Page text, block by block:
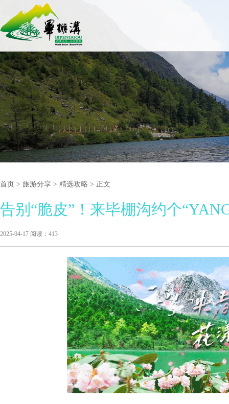
首页 > 旅游分享 > 精选攻略 > 正文
告别“脆皮”！来毕棚沟约个
2025-04-17 阅读：413